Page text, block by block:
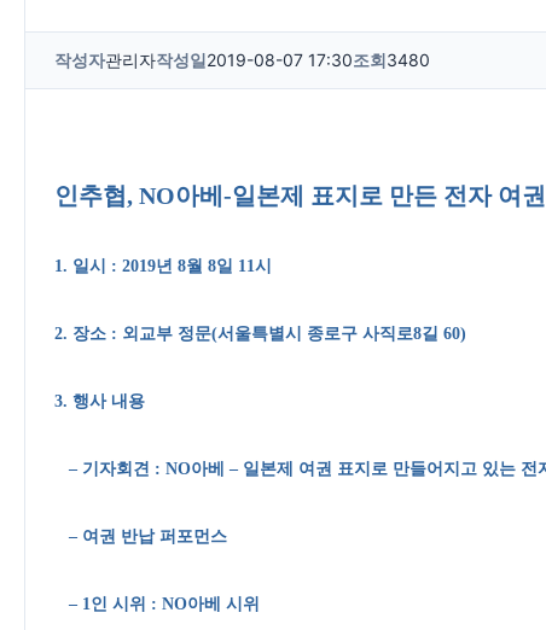
작성자관리자작성일2019-08-07 17:30조회3480
인추협, NO아베-일본제 표지로 만든 전자 여
1. 일시 : 2019년 8월 8일 11시
2. 장소 : 외교부 정문(서울특별시 종로구 사직로8길 60)
3. 행사 내용
– 기자회견 : NO아베 – 일본제 여권 표지로 만들어지고 있는 전
– 여권 반납 퍼포먼스
– 1인 시위 : NO아베 시위